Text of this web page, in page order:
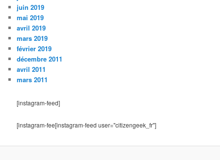
juin 2019
mai 2019
avril 2019
mars 2019
février 2019
décembre 2011
avril 2011
mars 2011
[instagram-feed]
[instagram-fee[instagram-feed user="citizengeek_fr"]